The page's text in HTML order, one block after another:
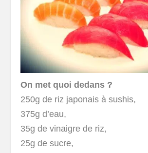
On met quoi dedans ?
250g de riz japonais à sushis,
375g d’eau,
35g de vinaigre de riz,
25g de sucre,